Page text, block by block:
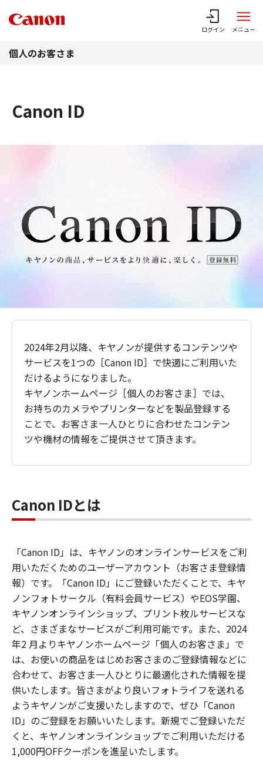
ログイン メニュー
個人のお客さま
Canon ID
2024年2月以降、キヤノンが提供するコンテンツや
サービスを1つの［Canon ID］で快適にご利用いた
だけるようになりました。
キヤノンホームページ［個人のお客さま］では、
お持ちのカメラやプリンターなどを製品登録する
ことで、お客さま一人ひとりに合わせたコンテン
ツや機材の情報をご提供させて頂きます。
Canon IDとは
「Canon ID」は、キヤノンのオンラインサービスをご利
用いただくためのユーザーアカウント（お客さま登録情
報）です。「Canon ID」にご登録いただくことで、キヤ
ノンフォトサークル（有料会員サービス）やEOS学園、
キヤノンオンラインショップ、プリント枚ルサービスな
ど、さまざまなサービスがご利用可能です。また、2024
年2 月よりキヤノンホームページ「個人のお客さま」で
は、お使いの商品をはじめお客さまのご登録情報などに
合わせて、お客さま一人ひとりに最適化された情報を提
供いたします。皆さまがより良いフォトライフを送れる
ようキヤノンがご支援いたしますので、ぜひ「Canon
ID」のご登録をお願いいたします。新規でご登録いただ
くと、キヤノンオンラインショップでご利用いただける
1,000円OFFクーポンを進呈いたします。